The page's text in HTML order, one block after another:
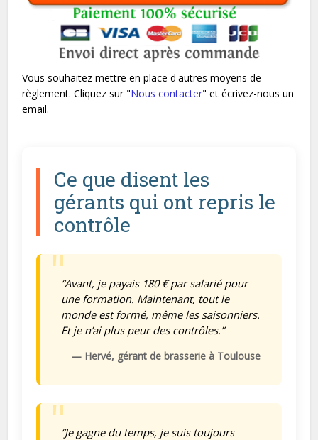
Vous souhaitez mettre en place d'autres moyens de
règlement. Cliquez sur "Nous contacter" et écrivez-nous un
email.
Ce que disent les
gérants qui ont repris le
contrôle
“Avant, je payais 180 € par salarié pour
une formation. Maintenant, tout le
monde est formé, même les saisonniers.
Et je n’ai plus peur des contrôles.”
— Hervé, gérant de brasserie à Toulouse
“Je gagne du temps, je suis toujours